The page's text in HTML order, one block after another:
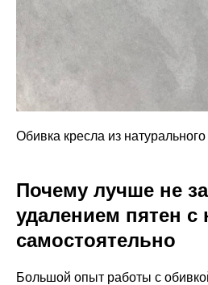
Обивка кресла из
Почему лучше не
удалением пятен с
самостоятельно
Большой опыт работы с